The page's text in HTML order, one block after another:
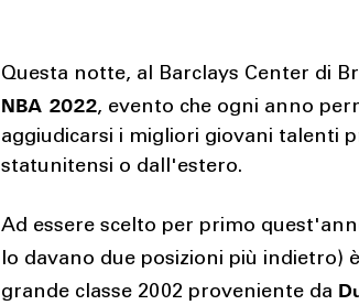
Questa notte, al Barclays Center di
NBA 2022, evento che ogni anno
aggiudicarsi i migliori giovani talenti
statunitensi o dall'estero.
Ad essere scelto per primo
lo davano due posizioni più indietro)
grande classe 2002 proveniente da